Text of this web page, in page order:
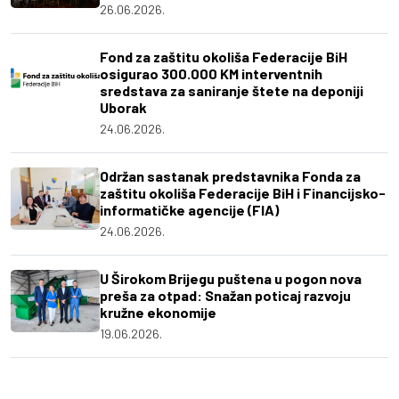
26.06.2026.
Fond za zaštitu okoliša Federacije BiH
osigurao 300.000 KM interventnih
sredstava za saniranje štete na deponiji
Uborak
24.06.2026.
Održan sastanak predstavnika Fonda za
zaštitu okoliša Federacije BiH i Financijsko-
informatičke agencije (FIA)
24.06.2026.
U Širokom Brijegu puštena u pogon nova
preša za otpad: Snažan poticaj razvoju
kružne ekonomije
19.06.2026.